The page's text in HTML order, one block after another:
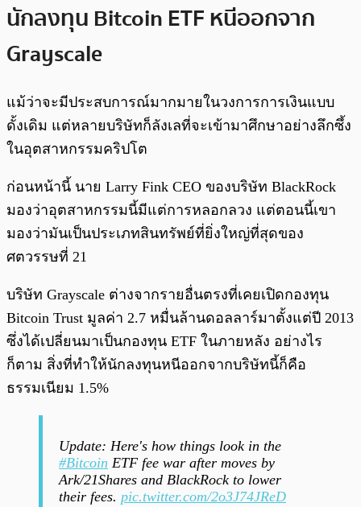
นักลงทุน Bitcoin ETF หนีออกจาก
Grayscale
แม้ว่าจะมีประสบการณ์มากมายในวงการการเงินแบบ
ดั้งเดิม แต่หลายบริษัทก็ลังเลที่จะเข้ามาศึกษาอย่างลึกซึ้ง
ในอุตสาหกรรมคริปโต
ก่อนหน้านี้ นาย Larry Fink CEO ของบริษัท BlackRock
มองว่าอุตสาหกรรมนี้มีแต่การหลอกลวง แต่ตอนนี้เขา
มองว่ามันเป็นประเภทสินทรัพย์ที่ยิ่งใหญ่ที่สุดของ
ศตวรรษที่ 21
บริษัท Grayscale ต่างจากรายอื่นตรงที่เคยเปิดกองทุน
Bitcoin Trust มูลค่า 2.7 หมื่นล้านดอลลาร์มาตั้งแต่ปี 2013
ซึ่งได้เปลี่ยนมาเป็นกองทุน ETF ในภายหลัง อย่างไร
ก็ตาม สิ่งที่ทำให้นักลงทุนหนีออกจากบริษัทนี้ก็คือ
ธรรมเนียม 1.5%
Update: Here's how things look in the
#Bitcoin ETF fee war after moves by
Ark/21Shares and BlackRock to lower
their fees. pic.twitter.com/2o3J74JReD